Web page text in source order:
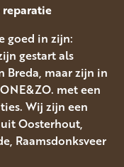
reparatie
goed in zijn:
gestart als
Breda, maar zijn in
met een
Wij zijn een
Oosterhout,
Raamsdonksveer